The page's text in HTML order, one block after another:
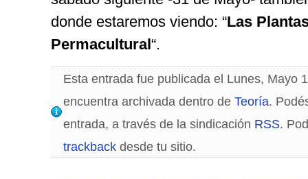
donde estaremos viendo: “Las
Permacultural“.
Esta entrada fue publicada el Lunes, Mayo
encuentra archivada dentro de Teoría.
entrada, a través de la sindicación RSS.
trackback desde tu sitio.